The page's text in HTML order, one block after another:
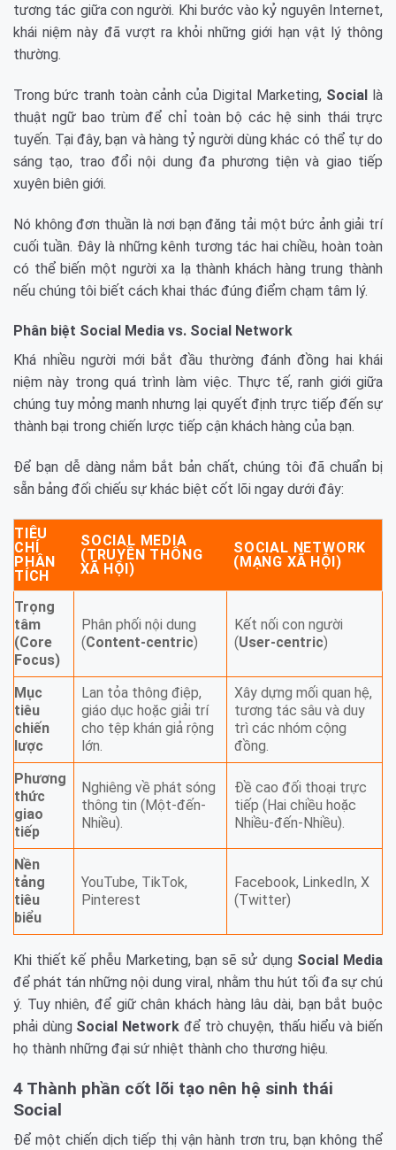
tương tác giữa con người. Khi bước vào kỷ nguyên Internet,
khái niệm này đã vượt ra khỏi những giới hạn vật lý thông
thường.
Trong bức tranh toàn cảnh của Digital Marketing, Social là
thuật ngữ bao trùm để chỉ toàn bộ các hệ sinh thái trực
tuyến. Tại đây, bạn và hàng tỷ người dùng khác có thể tự do
sáng tạo, trao đổi nội dung đa phương tiện và giao tiếp
xuyên biên giới.
Nó không đơn thuần là nơi bạn đăng tải một bức ảnh giải trí
cuối tuần. Đây là những kênh tương tác hai chiều, hoàn toàn
có thể biến một người xa lạ thành khách hàng trung thành
nếu chúng tôi biết cách khai thác đúng điểm chạm tâm lý.
Phân biệt Social Media vs. Social Network
Khá nhiều người mới bắt đầu thường đánh đồng hai khái
niệm này trong quá trình làm việc. Thực tế, ranh giới giữa
chúng tuy mỏng manh nhưng lại quyết định trực tiếp đến sự
thành bại trong chiến lược tiếp cận khách hàng của bạn.
Để bạn dễ dàng nắm bắt bản chất, chúng tôi đã chuẩn bị
sẵn bảng đối chiếu sự khác biệt cốt lõi ngay dưới đây:
TIÊU
CHÍ
PHÂN
TÍCH
SOCIAL MEDIA
(TRUYỀN THÔNG
XÃ HỘI)
SOCIAL NETWORK
(MẠNG XÃ HỘI)
Trọng
tâm
(Core
Focus)
Phân phối nội dung
(Content-centric)
Kết nối con người
(User-centric)
Mục
tiêu
chiến
lược
Lan tỏa thông điệp,
giáo dục hoặc giải trí
cho tệp khán giả rộng
lớn.
Xây dựng mối quan hệ,
tương tác sâu và duy
trì các nhóm cộng
đồng.
Phương
thức
giao
tiếp
Nghiêng về phát sóng
thông tin (Một-đến-
Nhiều).
Đề cao đối thoại trực
tiếp (Hai chiều hoặc
Nhiều-đến-Nhiều).
Nền
tảng
tiêu
biểu
YouTube, TikTok,
Pinterest
Facebook, LinkedIn, X
(Twitter)
Khi thiết kế phễu Marketing, bạn sẽ sử dụng Social Media
để phát tán những nội dung viral, nhằm thu hút tối đa sự chú
ý. Tuy nhiên, để giữ chân khách hàng lâu dài, bạn bắt buộc
phải dùng Social Network để trò chuyện, thấu hiểu và biến
họ thành những đại sứ nhiệt thành cho thương hiệu.
4 Thành phần cốt lõi tạo nên hệ sinh thái
Social
Để một chiến dịch tiếp thị vận hành trơn tru, bạn không thể